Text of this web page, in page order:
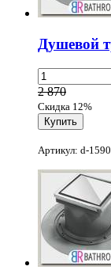
Душевой
2 870
Скидка 12%
Артикул: d-